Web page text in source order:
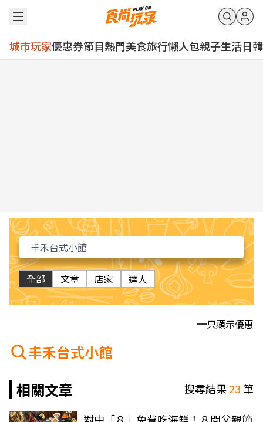
城市玩家優惠券節目熱門美食旅行懶人包親子生活日韓
全部 文章 店家 達人
只顯示優惠
丰禾台式小館
相關文章
搜尋結果23筆